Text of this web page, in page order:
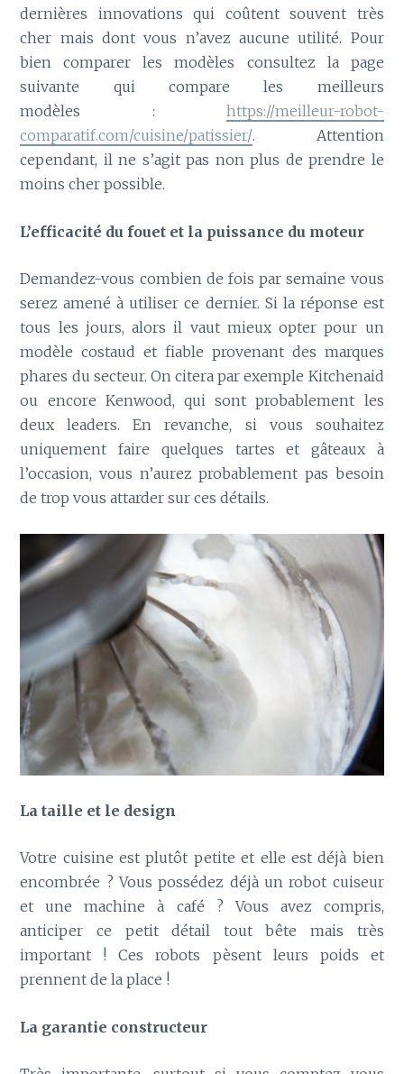
dernières innovations qui coûtent souvent très
cher mais dont vous n’avez aucune utilité. Pour
bien comparer les modèles consultez la page
suivante qui compare les meilleurs
modèles : https://meilleur-robot-
comparatif.com/cuisine/patissier/. Attention
cependant, il ne s’agit pas non plus de prendre le
moins cher possible.
L’efficacité du fouet et la puissance du moteur
Demandez-vous combien de fois par semaine vous
serez amené à utiliser ce dernier. Si la réponse est
tous les jours, alors il vaut mieux opter pour un
modèle costaud et fiable provenant des marques
phares du secteur. On citera par exemple Kitchenaid
ou encore Kenwood, qui sont probablement les
deux leaders. En revanche, si vous souhaitez
uniquement faire quelques tartes et gâteaux à
l’occasion, vous n’aurez probablement pas besoin
de trop vous attarder sur ces détails.
La taille et le design
Votre cuisine est plutôt petite et elle est déjà bien
encombrée ? Vous possédez déjà un robot cuiseur
et une machine à café ? Vous avez compris,
anticiper ce petit détail tout bête mais très
important ! Ces robots pèsent leurs poids et
prennent de la place !
La garantie constructeur